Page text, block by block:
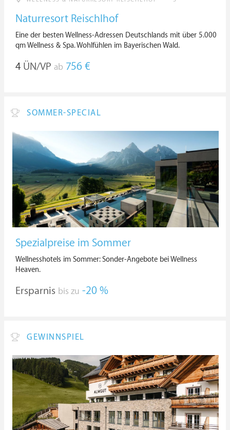
Naturresort Reischlhof
Eine der besten Wellness-Adressen Deutschlands mit über 5.000
qm Wellness & Spa. Wohlfühlen im Bayerischen Wald.
4 ÜN/VP ab 756 €
SOMMER-SPECIAL
Spezialpreise im Sommer
Wellnesshotels im Sommer: Sonder-Angebote bei Wellness
Heaven.
Ersparnis bis zu -20 %
GEWINNSPIEL